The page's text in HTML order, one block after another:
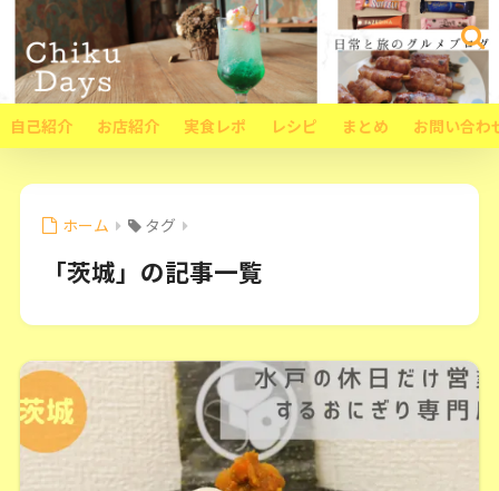
自己紹介 お店紹介 実食レポ レシピ まとめ お問い合わ
ホーム タグ
「茨城」の記事一覧